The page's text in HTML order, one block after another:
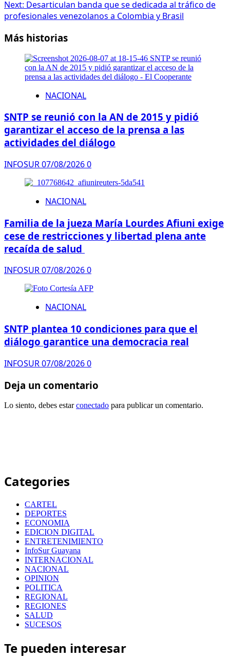
Next: Desarticulan banda que se dedicada al tráfico de
profesionales venezolanos a Colombia y Brasil
Más historias
NACIONAL
SNTP se reunió con la AN de 2015 y pidió
garantizar el acceso de la prensa a las
actividades del diálogo
INFOSUR07/08/20260
NACIONAL
Familia de la jueza María Lourdes Afiuni exige
cese de restricciones y libertad plena ante
recaída de salud
INFOSUR07/08/20260
NACIONAL
SNTP plantea 10 condiciones para que el
diálogo garantice una democracia real
INFOSUR07/08/20260
Deja un comentario
Lo siento, debes estarconectado para publicar un comentario.
Categories
CARTEL
DEPORTES
ECONOMIA
EDICION DIGITAL
ENTRETENIMIENTO
InfoSur Guayana
INTERNACIONAL
NACIONAL
OPINION
POLITICA
REGIONAL
REGIONES
SALUD
SUCESOS
Te pueden interesar